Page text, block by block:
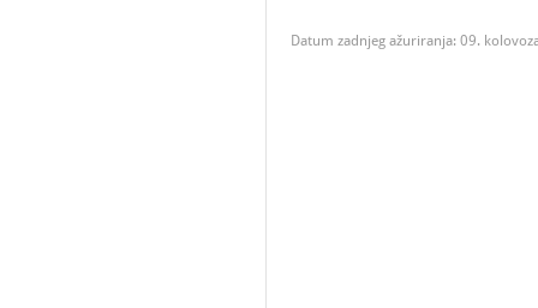
Datum zadnjeg ažuriranja: 09.